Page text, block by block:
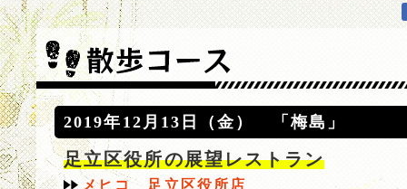
2019年12月13日（金） 「梅島」
足立区役所の展望レストラン
メヒコ 足立区役所店